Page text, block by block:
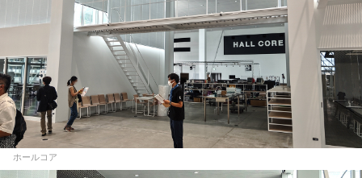
ホールコア